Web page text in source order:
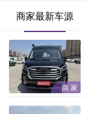
商家最新车源
商 家